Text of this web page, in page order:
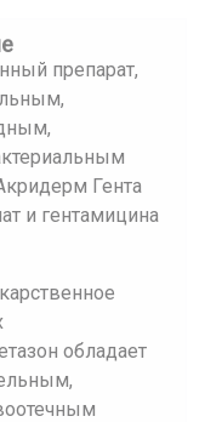
препарат,
Гента
и гентамицина
обладает